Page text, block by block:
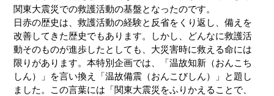
関東大震災での救護活動の基盤となったのです。
日赤の歴史は、救護活動の経験と反省をくり返し、備えを
改善してきた歴史でもあります。しかし、どんなに救護活
動そのものが進歩したとしても、大災害時に救える命には
限りがあります。本特別企画では、「温故知新（おんこち
しん）」を言い換え「温故備震（おんこびしん）」と題し
ました。この言葉には「関東大震災をふりかえることで、